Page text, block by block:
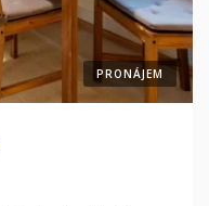
PRONÁJEM